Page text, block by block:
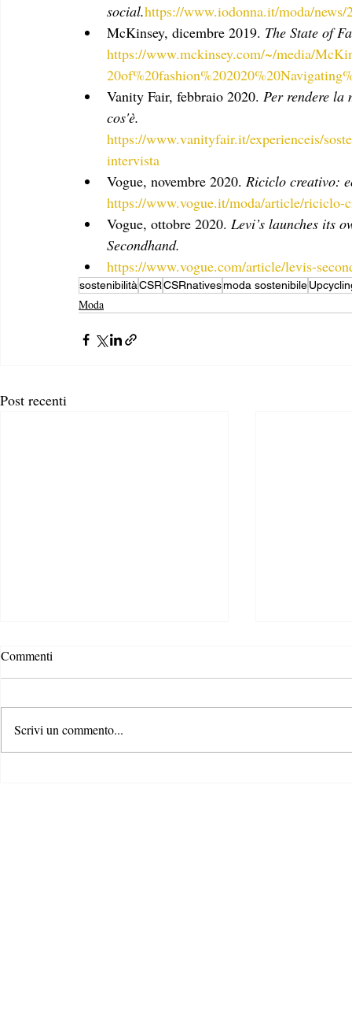
social.https://www.iodonna.it/moda/
McKinsey, dicembre 2019. The State of
https://www.mckinsey.com/~/media/
Vanity Fair, febbraio 2020. Per rendere la
cos'è.
https://www.vanityfair.it/experienceis/
intervista
Vogue, novembre 2020. Riciclo creativo:
https://www.vogue.it/moda/article/riciclo-
Vogue, ottobre 2020. Levi’s launches its
Secondhand.
https://www.vogue.com/article/levis-
sostenibilitàCSRCSRnativesmoda sostenibile
Moda
Post recenti
Commenti
Scrivi un commento...